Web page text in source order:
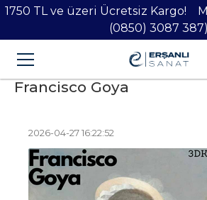
1750 TL ve üzeri Ücretsiz Kargo!
(0850) 3087 387)
Francisco Goya
2026-04-27 16:22:52